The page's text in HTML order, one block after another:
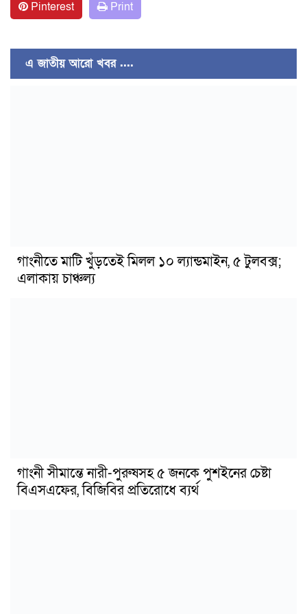
Pinterest Print
এ জাতীয় আরো খবর ....
গাংনীতে মাটি খুঁড়তেই মিলল ১০ ল্যান্ডমাইন, ৫ টুলবক্স;
এলাকায় চাঞ্চল্য
গাংনী সীমান্তে নারী-পুরুষসহ ৫ জনকে পুশইনের চেষ্টা
বিএসএফের, বিজিবির প্রতিরোধে ব্যর্থ